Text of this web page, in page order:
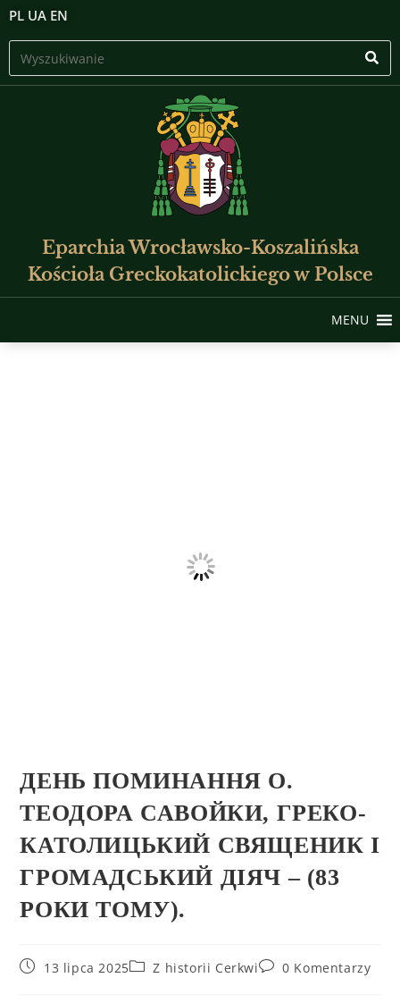
PL UA EN
Eparchia Wrocławsko-Koszalińska
Kościoła Greckokatolickiego w Polsce
MENU
ДЕНЬ ПОМИНАННЯ О.
ТЕОДОРА САВОЙКИ, ГРЕКО-
КАТОЛИЦЬКИЙ СВЯЩЕНИК І
ГРОМАДСЬКИЙ ДІЯЧ – (83
РОКИ ТОМУ).
13 lipca 2025 Z historii Cerkwi 0 Komentarzy